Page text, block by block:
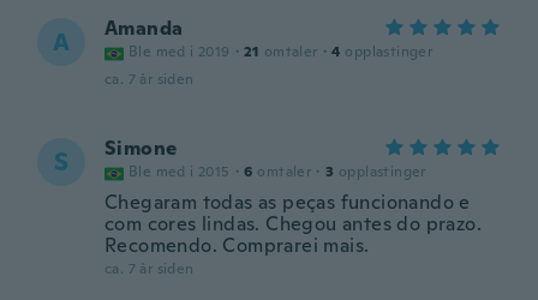
A Amanda
Ble med i 2019 · 21 omtaler · 4 opplastinger
ca. 7 år siden
S Simone
Ble med i 2015 · 6 omtaler · 3 opplastinger
Chegaram todas as peças funcionando e
com cores lindas. Chegou antes do prazo.
Recomendo. Comprarei mais.
ca. 7 år siden